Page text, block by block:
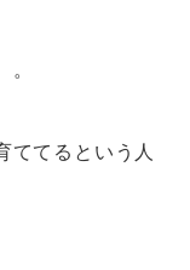
ててるという人